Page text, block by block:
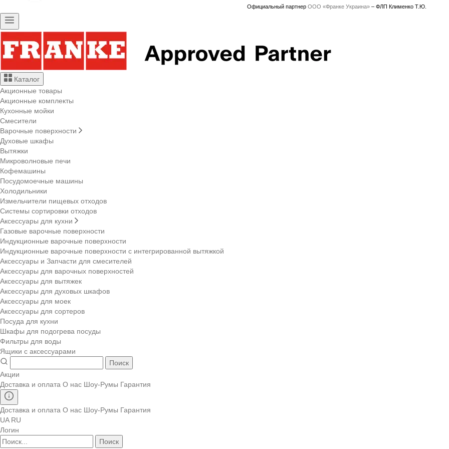
Официальный партнер ООО «Франке Украина» – ФЛП Клименко Т.Ю.
Каталог
Акционные товары
Акционные комплекты
Кухонные мойки
Смесители
Варочные поверхности
Духовые шкафы
Вытяжки
Микроволновые печи
Кофемашины
Посудомоечные машины
Холодильники
Измельчители пищевых отходов
Системы сортировки отходов
Аксессуары для кухни
Газовые варочные поверхности
Индукционные варочные поверхности
Индукционные варочные поверхности с интегрированной вытяжкой
Аксессуары и Запчасти для смесителей
Аксессуары для варочных поверхностей
Аксессуары для вытяжек
Аксессуары для духовых шкафов
Аксессуары для моек
Аксессуары для сортеров
Посуда для кухни
Шкафы для подогрева посуды
Фильтры для воды
Ящики с аксессуарами
Поиск
Акции
Доставка и оплата О нас Шоу-Румы Гарантия
Доставка и оплата О нас Шоу-Румы Гарантия
UA RU
Логин
Поиск